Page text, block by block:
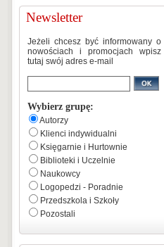
Newsletter
Jeżeli chcesz być informowany o
nowościach i promocjach wpisz
tutaj swój adres e-mail
Wybierz grupę:
Autorzy
Klienci indywidualni
Księgarnie i Hurtownie
Biblioteki i Uczelnie
Naukowcy
Logopedzi - Poradnie
Przedszkola i Szkoły
Pozostali